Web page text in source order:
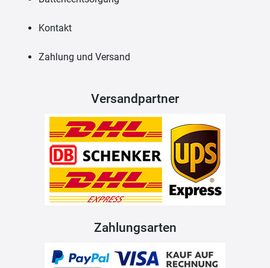
Kontakt
Zahlung und Versand
Versandpartner
Zahlungsarten